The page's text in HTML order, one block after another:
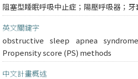
阻塞型睡眠呼吸中止症；陽壓呼吸器；
英文關鍵字
obstructive sleep apnea
Propensity score (PS) methods
中文計畫概述